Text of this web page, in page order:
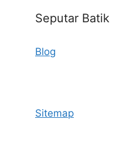
Seputar Batik
Blog
Sitemap